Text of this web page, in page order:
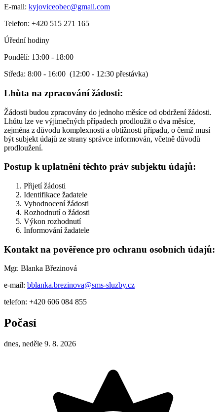
E-mail: kyjoviceobec@gmail.com
Telefon: +420 515 271 165
Úřední hodiny
Pondělí: 13:00 - 18:00
Středa: 8:00 - 16:00 (12:00 - 12:30 přestávka)
Lhůta na zpracování žádosti:
Žádosti budou zpracovány do jednoho měsíce od obdržení žádosti.
Lhůtu lze ve výjimečných případech prodloužit o dva měsíce,
zejména z důvodu komplexnosti a obtížnosti případu, o čemž musí
být subjekt údajů ze strany správce informován, včetně důvodů
prodloužení.
Postup k uplatnění těchto práv subjektu údajů:
Přijetí žádosti
Identifikace žadatele
Vyhodnocení žádosti
Rozhodnutí o žádosti
Výkon rozhodnutí
Informování žadatele
Kontakt na pověřence pro ochranu osobních údajů:
Mgr. Blanka Březinová
e-mail: bblanka.brezinova@sms-sluzby.cz
telefon: +420 606 084 855
Počasí
dnes, neděle 9. 8. 2026